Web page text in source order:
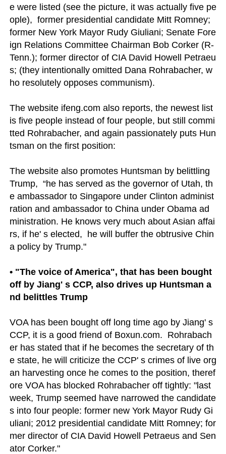
e were listed (see the picture, it was actually five pe
ople),  former presidential candidate Mitt Romney;
former New York Mayor Rudy Giuliani; Senate Fore
ign Relations Committee Chairman Bob Corker (R-
Tenn.); former director of CIA David Howell Petraeu
s; (they intentionally omitted Dana Rohrabacher, w
ho resolutely opposes communism).
The website ifeng.com also reports, the newest list
is five people instead of four people, but still commi
tted Rohrabacher, and again passionately puts Hun
tsman on the first position:
The website also promotes Huntsman by belittling
Trump,  “he has served as the governor of Utah, th
e ambassador to Singapore under Clinton administ
ration and ambassador to China under Obama ad
ministration. He knows very much about Asian affai
rs, if he' s elected,  he will buffer the obtrusive Chin
a policy by Trump."
• "The voice of America", that has been bought
off by Jiang' s CCP, also drives up Huntsman a
nd belittles Trump
VOA has been bought off long time ago by Jiang' s
CCP, it is a good friend of Boxun.com.  Rohrabach
er has stated that if he becomes the secretary of th
e state, he will criticize the CCP' s crimes of live org
an harvesting once he comes to the position, theref
ore VOA has blocked Rohrabacher off tightly: "last
week, Trump seemed have narrowed the candidate
s into four people: former new York Mayor Rudy Gi
uliani; 2012 presidential candidate Mitt Romney; for
mer director of CIA David Howell Petraeus and Sen
ator Corker."